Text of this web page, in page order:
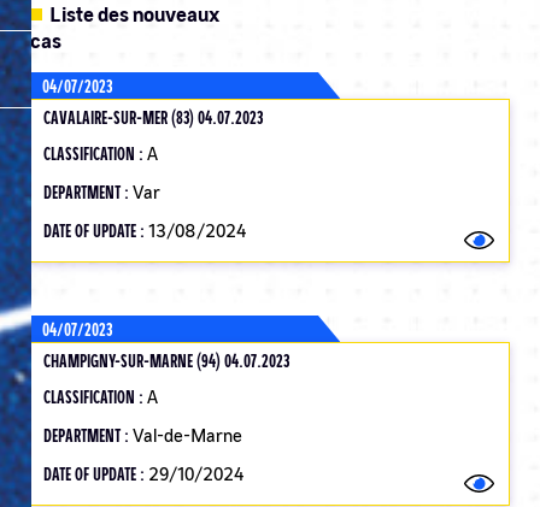
ADVANCED SEARCH
Liste des nouveaux
cas
04/07/2023
CAVALAIRE-SUR-MER (83) 04.07.2023
CLASSIFICATION : A
DEPARTMENT : Var
DATE OF UPDATE : 13/08/2024
04/07/2023
CHAMPIGNY-SUR-MARNE (94) 04.07.2023
CLASSIFICATION : A
DEPARTMENT : Val-de-Marne
DATE OF UPDATE : 29/10/2024